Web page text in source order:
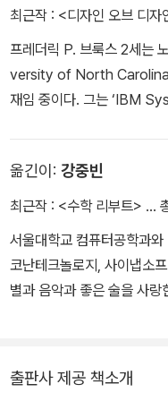
최근작 : <디자인 오브 디자
프레더릭 P. 브룩스 2세는
versity of North Carolina
재임 중이다. 그는 ‘IBM
프트웨어 프로젝트 매니저
반스(Bob Evans), 에리히
스트(Stretch and
스 박사는 노스캐롤라이나
설립하고 1964년부터
터랙티브 컴퓨터 그래픽 그
옮긴이: 강중빈
최근작 : <수학 리부트> …
서울대학교 컴퓨터공학과
코난테크놀로지, 사이냅소
별과 음악과 좋은 술을 사랑
출판사 제공 책소개